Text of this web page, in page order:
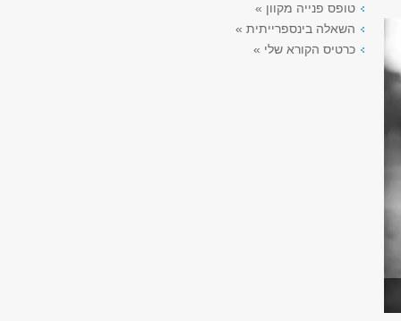
טופס פנייה מקוון »
השאלה בינספרייתית »
כרטיס הקורא שלי »